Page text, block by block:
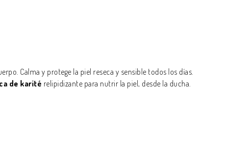
Calma y protege la piel reseca y sensible todos los días.
de karité relipidizante para nutrir la piel, desde la ducha.